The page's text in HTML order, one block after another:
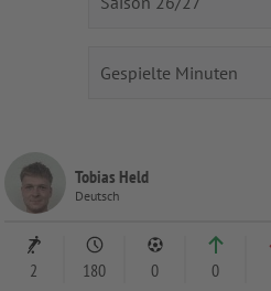
Tobias Held
Deutsch
2 180 0 0